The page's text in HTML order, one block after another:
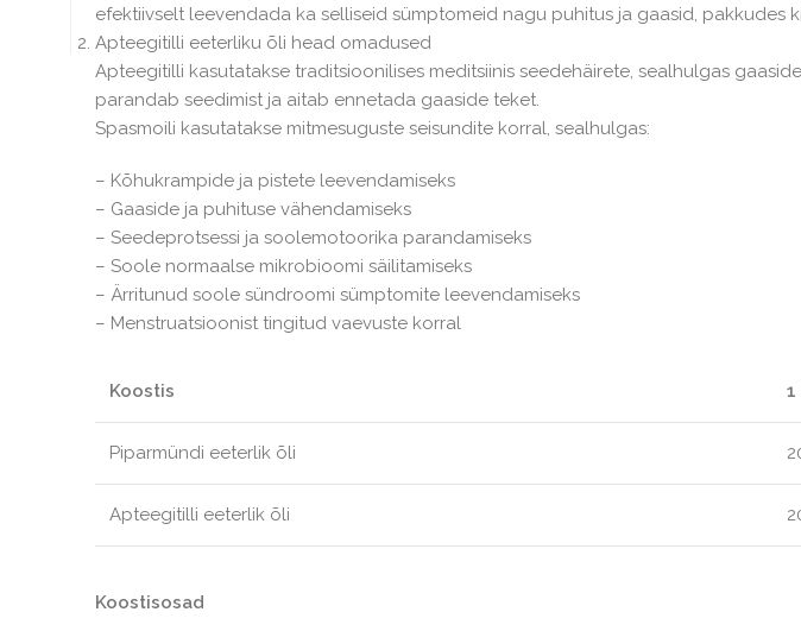
efektiivselt leevendada ka selliseid sümptomeid nagu puhitus ja gaasid, pakkudes
Apteegitilli eeterliku õli head omadused
Apteegitilli kasutatakse traditsioonilises meditsiinis seedehäirete, sealhulgas
parandab seedimist ja aitab ennetada gaaside teket.
Spasmoili kasutatakse mitmesuguste seisundite korral, sealhulgas:
– Kõhukrampide ja pistete leevendamiseks
– Gaaside ja puhituse vähendamiseks
– Seedeprotsessi ja soolemotoorika parandamiseks
– Soole normaalse mikrobioomi säilitamiseks
– Ärritunud soole sündroomi sümptomite leevendamiseks
– Menstruatsioonist tingitud vaevuste korral
Koostis
Piparmündi eeterlik õli
Apteegitilli eeterlik õli
Koostisosad